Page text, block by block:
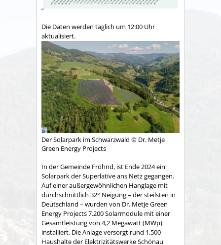
Die Daten werden täglich um 12:00 Uhr
aktualisiert.
Der Solarpark im Schwarzwald © Dr. Metje
Green Energy Projects
In der Gemeinde Fröhnd, ist Ende 2024 ein
Solarpark der Superlative ans Netz gegangen.
Auf einer außergewöhnlichen Hanglage mit
durchschnittlich 32° Neigung – der steilsten in
Deutschland – wurden von Dr. Metje Green
Energy Projects 7.200 Solarmodule mit einer
Gesamtleistung von 4,2 Megawatt (MWp)
installiert. Die Anlage versorgt rund 1.500
Haushalte der Elektrizitätswerke Schönau